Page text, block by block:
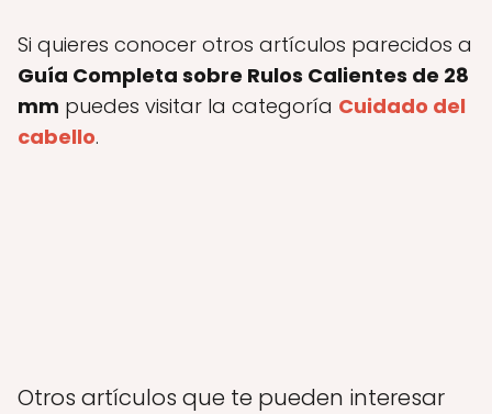
Si quieres conocer otros artículos parecidos a
Guía Completa sobre Rulos Calientes de 28
mm puedes visitar la categoría Cuidado del
cabello.
Otros artículos que te pueden interesar